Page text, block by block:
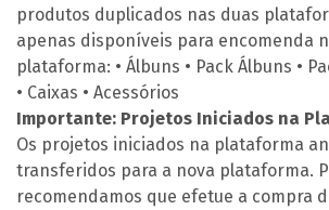
produtos duplicados nas duas
apenas disponíveis para encomenda
plataforma: • Álbuns • Pack Álbuns •
• Caixas • Acessórios
Importante: Projetos Iniciados na
Os projetos iniciados na plataforma
transferidos para a nova plataforma.
recomendamos que efetue a compra